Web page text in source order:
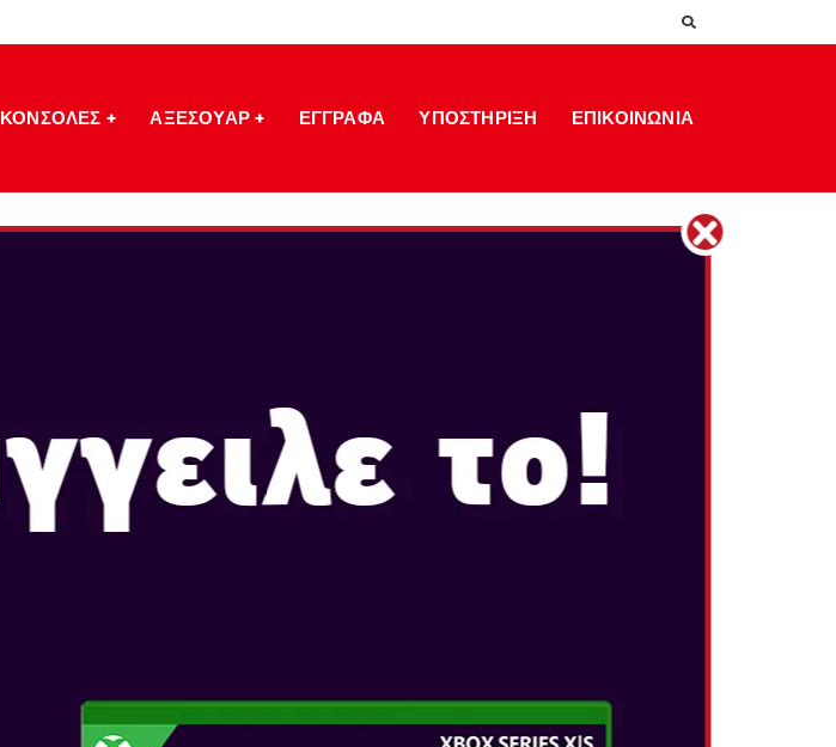
ΚΟΝΣΟΛΕΣ ΑΞΕΣΟΥΑΡ ΕΓΓΡΑΦΑ ΥΠΟΣΤΗΡΙΞΗ ΕΠΙΚΟΙΝΩΝΙΑ
SUPER MARIO ODYSSEY
Ημερομηνία Κυκλοφορίας: Οκτ 27, 2017
ΠΕΡΙΠΕΤΕΙΑ!